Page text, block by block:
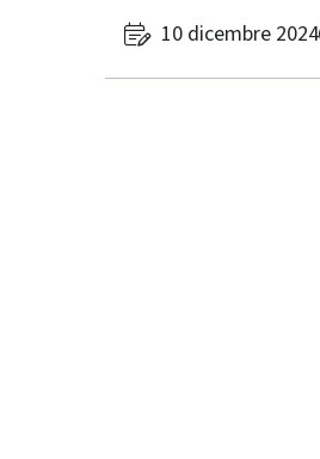
10 dicembre 2024